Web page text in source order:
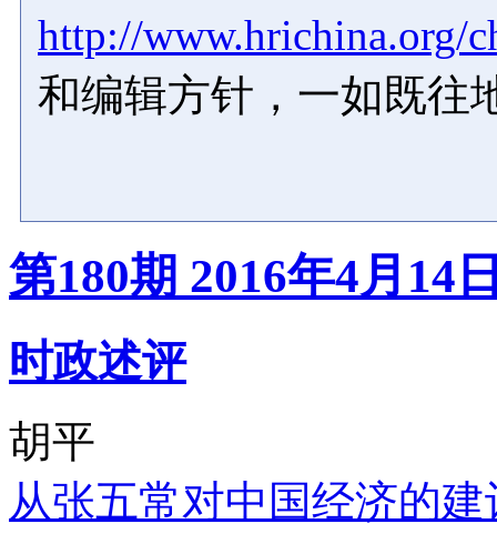
http://www.hrichina.org/
和编辑方针，一如既往
第180期 2016年4月14
时政述评
胡平
从张五常对中国经济的